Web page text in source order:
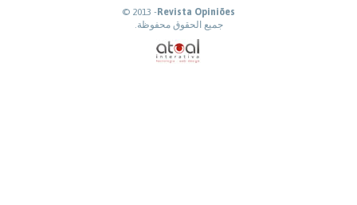
© 2013 -Revista Opiniões
جميع الحقوق محفوظة.